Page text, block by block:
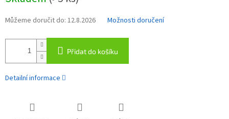
Můžeme doručit do: 12.8.2026 Možnosti doručení
Přidat do košíku
Detailní informace